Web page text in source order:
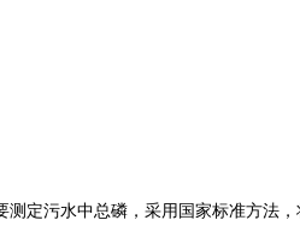
测定污水中总磷，采用国家标准方法